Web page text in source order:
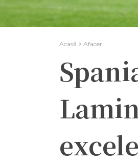
Acasă Afaceri